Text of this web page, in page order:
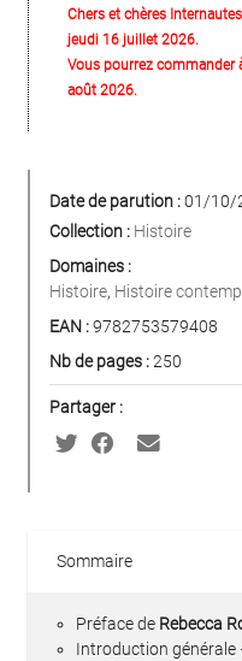
Chers et chères
jeudi 16 juillet 2026.
Vous pourrez commander
août 2026.
Date de parution :01/10/
Collection : Histoire
Domaines :
Histoire, Histoire
EAN :9782753579408
Nb de pages :250
Partager :
Sommaire
Préface de Rebecca
Introduction générale